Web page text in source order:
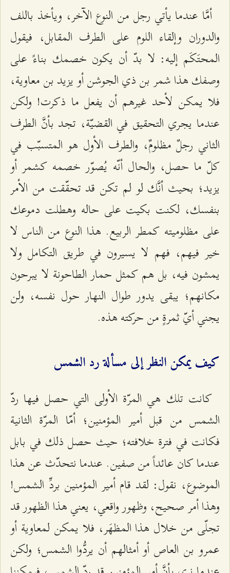
أمَّا عندما يأتي رجل من النوع الآخر، ويأخذ باللف
والدوران وإلقاء اللوم على الطرف المقابل، فيقول
المحتَكَم إليه: لا بدّ أن يكون خصمك بناءً على
وصفك هذا شمر بن ذي الجوشن أو يزيد بن معاوية،
فلا يمكن لأحد غيرهم أن يفعل ما ذكرت! ولكن
عندما يجري التحقيق في القضيّة، تجد بأنَّ الطرف
الثاني رجلٌ مظلومٌ، والطرف الأول هو المتسبّب في
كلّ ما حصل، والحال أنّه يُصوّر خصمه كشمر أو
يزيد؛ بحيث أنَّك لو لم تكن قد تحقّقت من الأمر
بنفسك، لكنت بكيت على حاله وهطلت دموعك
على مظلوميته كمطر الربيع. هذا النوع من الناس لا
خير فيهم، فهم لا يسيرون في طريق التكامل ولا
يمشون فيه، بل هم كمثل حمار الطاحونة لا يبرحون
مكانهم؛ يبقى يدور طوال النهار حول نفسه، ولن
يجني أيّ ثمرةٍ من حركته هذه.
كيف يمكن النظر إلى مسألة رد الشمس
كانت تلك هي المرّة الأولى التي حصل فيها ردّ
الشمس من قبل أمير المؤمنين؛ أمّا المرّة الثانية
فكانت في فترة خلافته؛ حيث حصل ذلك في بابل
عندما كان عائداً من صفين. عندما نتحدّث عن هذا
الموضوع، نقول: لقد قام أمير المؤمنين بردِّ الشمس!
وهذا أمر صحيح، وظهور واقعي، يعني هذا الظهور قد
تجلّى من خلال هذا المظهَر، فلا يمكن لمعاوية أو
عمرو بن العاص أو أمثالهم أن يردُّوا الشمس؛ ولكن